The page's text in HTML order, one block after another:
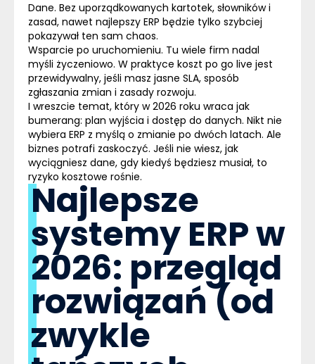
Dane. Bez uporządkowanych kartotek, słowników i
zasad, nawet najlepszy ERP będzie tylko szybciej
pokazywał ten sam chaos.
Wsparcie po uruchomieniu. Tu wiele firm nadal
myśli życzeniowo. W praktyce koszt po go live jest
przewidywalny, jeśli masz jasne SLA, sposób
zgłaszania zmian i zasady rozwoju.
I wreszcie temat, który w 2026 roku wraca jak
bumerang: plan wyjścia i dostęp do danych. Nikt nie
wybiera ERP z myślą o zmianie po dwóch latach. Ale
biznes potrafi zaskoczyć. Jeśli nie wiesz, jak
wyciągniesz dane, gdy kiedyś będziesz musiał, to
ryzyko kosztowe rośnie.
Najlepsze
systemy ERP w
2026: przegląd
rozwiązań (od
zwykle